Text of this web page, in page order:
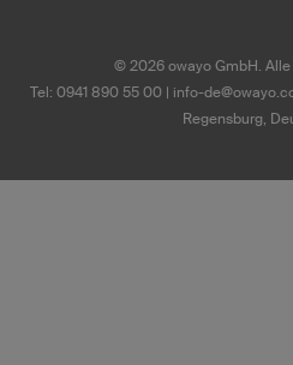
© 2026owayo GmbH.
Tel: 0941 890 55 00 | info-
Regensburg,